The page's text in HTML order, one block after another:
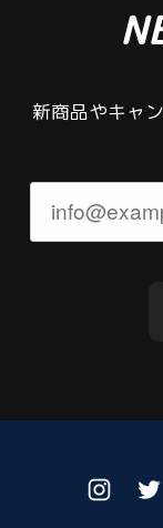
新商品やキャ